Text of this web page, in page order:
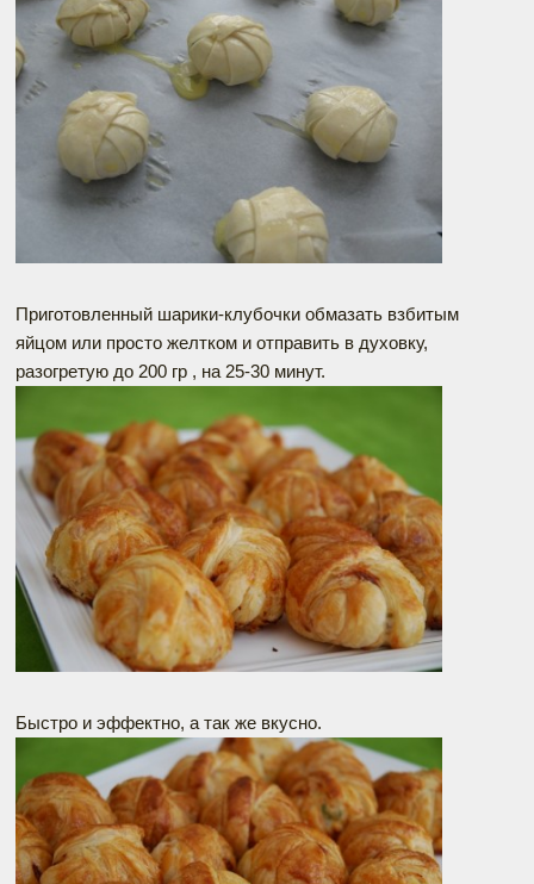
Приготовленный шарики-клубочки обмазать взбитым
яйцом или просто желтком и отправить в духовку,
разогретую до 200 гр , на 25-30 минут.
Быстро и эффектно, а так же вкусно.